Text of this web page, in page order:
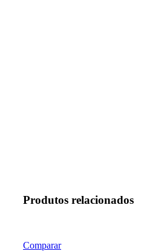
Produtos relacionados
Comparar